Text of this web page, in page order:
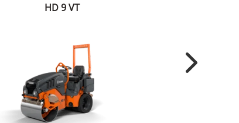
HD 9 VT
Next